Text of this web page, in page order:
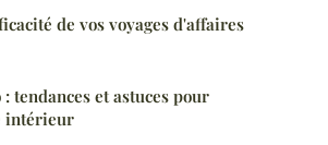
de vos voyages d'affaires
tendances et astuces pour
intérieur